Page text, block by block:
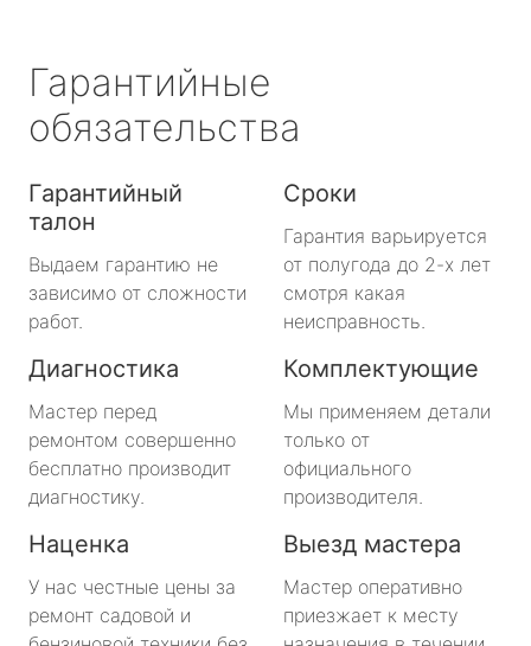
Гарантийные
обязательства
Гарантийный
талон
Выдаем гарантию не
зависимо от сложности
работ.
Сроки
Гарантия варьируется
от полугода до 2-х лет
смотря какая
неисправность.
Диагностика
Мастер перед
ремонтом совершенно
бесплатно производит
диагностику.
Комплектующие
Мы применяем детали
только от
официального
производителя.
Наценка
У нас честные цены за
ремонт садовой и
Выезд мастера
Мастер оперативно
приезжает к месту